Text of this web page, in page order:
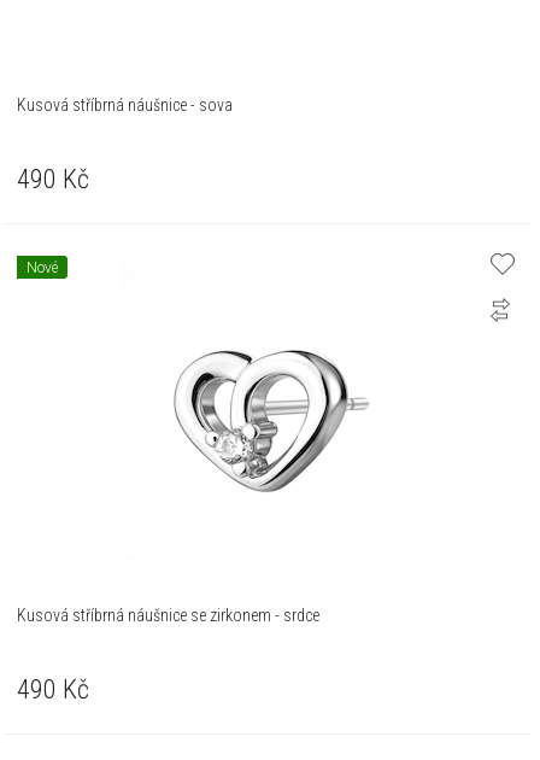
Kusová stříbrná náušnice - sova
490 Kč
Nové
Kusová stříbrná náušnice se zirkonem - srdce
490 Kč